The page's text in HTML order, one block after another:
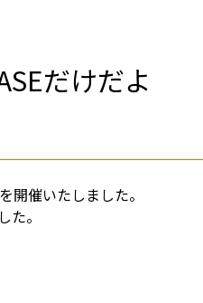
だけだよ
開催いたしました。
。